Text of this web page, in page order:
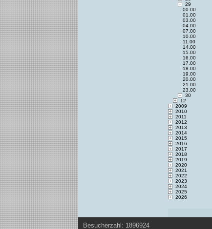
29
00.00
01.00
03.00
04.00
07.00
10.00
11.00
14.00
15.00
16.00
17.00
18.00
19.00
20.00
21.00
23.00
30
12
2009
2010
2011
2012
2013
2014
2015
2016
2017
2018
2019
2020
2021
2022
2023
2024
2025
2026
Besucherzahl: 1896924